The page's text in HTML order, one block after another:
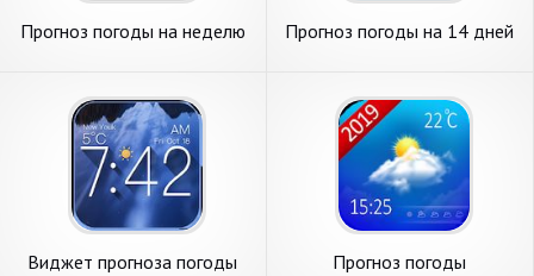
Прогноз погоды на неделю Прогноз погоды на 14 дней
Виджет прогноза погоды Прогноз погоды